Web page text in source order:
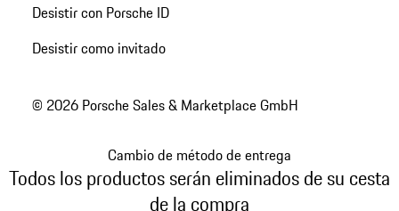
Desistir con Porsche ID
Desistir como invitado
© 2026 Porsche Sales & Marketplace GmbH
Cambio de método de entrega
Todos los productos serán eliminados de su cesta
de la compra